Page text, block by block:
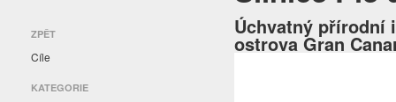
ZPĚT
Cíle
KATEGORIE
Úchvatný přírodní
ostrova Gran